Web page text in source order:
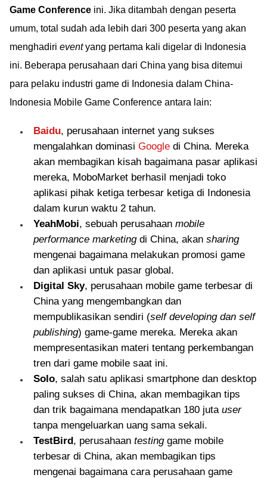
Game Conference ini. Jika ditambah dengan peserta
umum, total sudah ada lebih dari 300 peserta yang akan
menghadiri eventyang pertama kali digelar di Indonesia
ini. Beberapa perusahaan dari China yang bisa ditemui
para pelaku industri game di Indonesia dalam China-
Indonesia Mobile Game Conference antara lain:
Baidu, perusahaan internet yang sukses
mengalahkan dominasi Google di China. Mereka
akan membagikan kisah bagaimana pasar aplikasi
mereka, MoboMarket berhasil menjadi toko
aplikasi pihak ketiga terbesar ketiga di Indonesia
dalam kurun waktu 2 tahun.
YeahMobi, sebuah perusahaan mobile
performance marketingdi China, akan sharing
mengenai bagaimana melakukan promosi game
dan aplikasi untuk pasar global.
Digital Sky, perusahaan mobile game terbesar di
China yang mengembangkan dan
mempublikasikan sendiri (self developing dan self
publishing) game-game mereka. Mereka akan
mempresentasikan materi tentang perkembangan
tren dari game mobile saat ini.
Solo, salah satu aplikasi smartphone dan desktop
paling sukses di China, akan membagikan tips
dan trik bagaimana mendapatkan 180 juta user
tanpa mengeluarkan uang sama sekali.
TestBird, perusahaan testinggame mobile
terbesar di China, akan membagikan tips
mengenai bagaimana cara perusahaan game